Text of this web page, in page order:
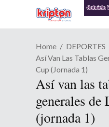
Home
DEPORTES
Así Van Las Tablas
Cup (jornada 1)
Así van las
generales de
(jornada 1)